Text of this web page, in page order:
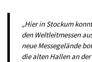
„Hier in Stockum
den Weltleitmessen
neue Messegelände
die alten Hallen an